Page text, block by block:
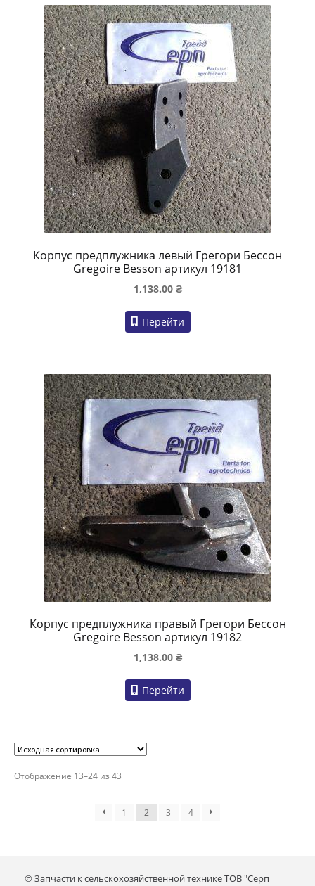
Корпус предплужника левый Грегори Бессон
Gregoire Besson артикул 19181
1,138.00 ₴
Перейти
Корпус предплужника правый Грегори Бессон
Gregoire Besson артикул 19182
1,138.00 ₴
Перейти
Отображение 13–24 из 43
1 2 3 4
© Запчасти к сельскохозяйственной технике ТОВ "Серп